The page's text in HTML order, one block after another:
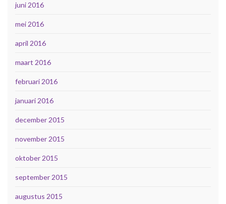
juni 2016
mei 2016
april 2016
maart 2016
februari 2016
januari 2016
december 2015
november 2015
oktober 2015
september 2015
augustus 2015